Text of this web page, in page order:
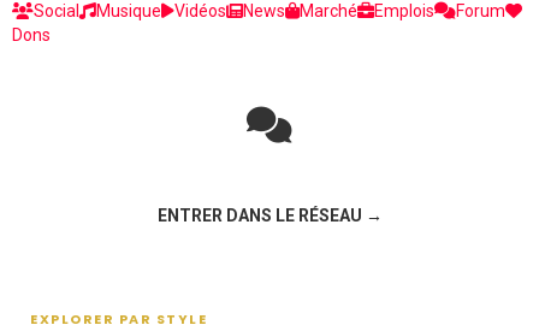
Social Musique Vidéos News Marché Emplois
Forum
Dons
ENTRER DANS LE RÉSEAU →
EXPLORER PAR STYLE